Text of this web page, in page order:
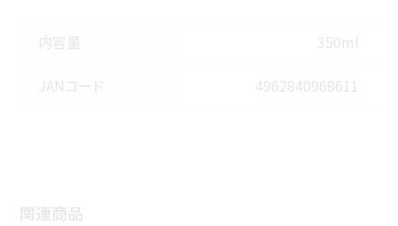
内容量 350ml
JANコード 4962840968611
関連商品